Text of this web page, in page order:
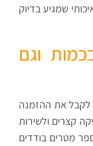
שמגיע בדיוק
וגם
לקבל את ההזמנה
קצרים ולשירות
מטרים בודדים